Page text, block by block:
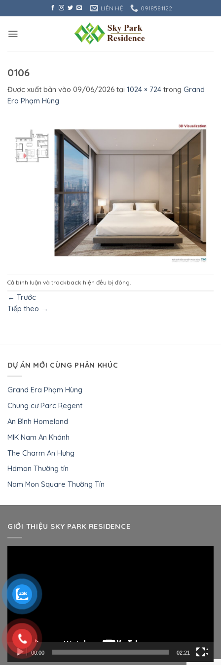
qua
dung
LIÊN HỆ 0918581122
0106
Được xuất bản vào 09/06/2026 tại 1024 × 724 trong Grand
Era Phạm Hùng
Cả bình luận và trackback hiện đều bị đóng.
← Trước
Tiếp theo →
DỰ ÁN MỚI CÙNG PHÂN KHÚC
Grand Era Phạm Hùng
Chung cư Parc Regent
An Bình Homeland
MIK Nam An Khánh
The Charm An Hưng
Hdmon Thường tín
Nam Mon Square Thường Tín
GIỚI THIỆU SKY PARK RESIDENCE
Video
00:00 02:21